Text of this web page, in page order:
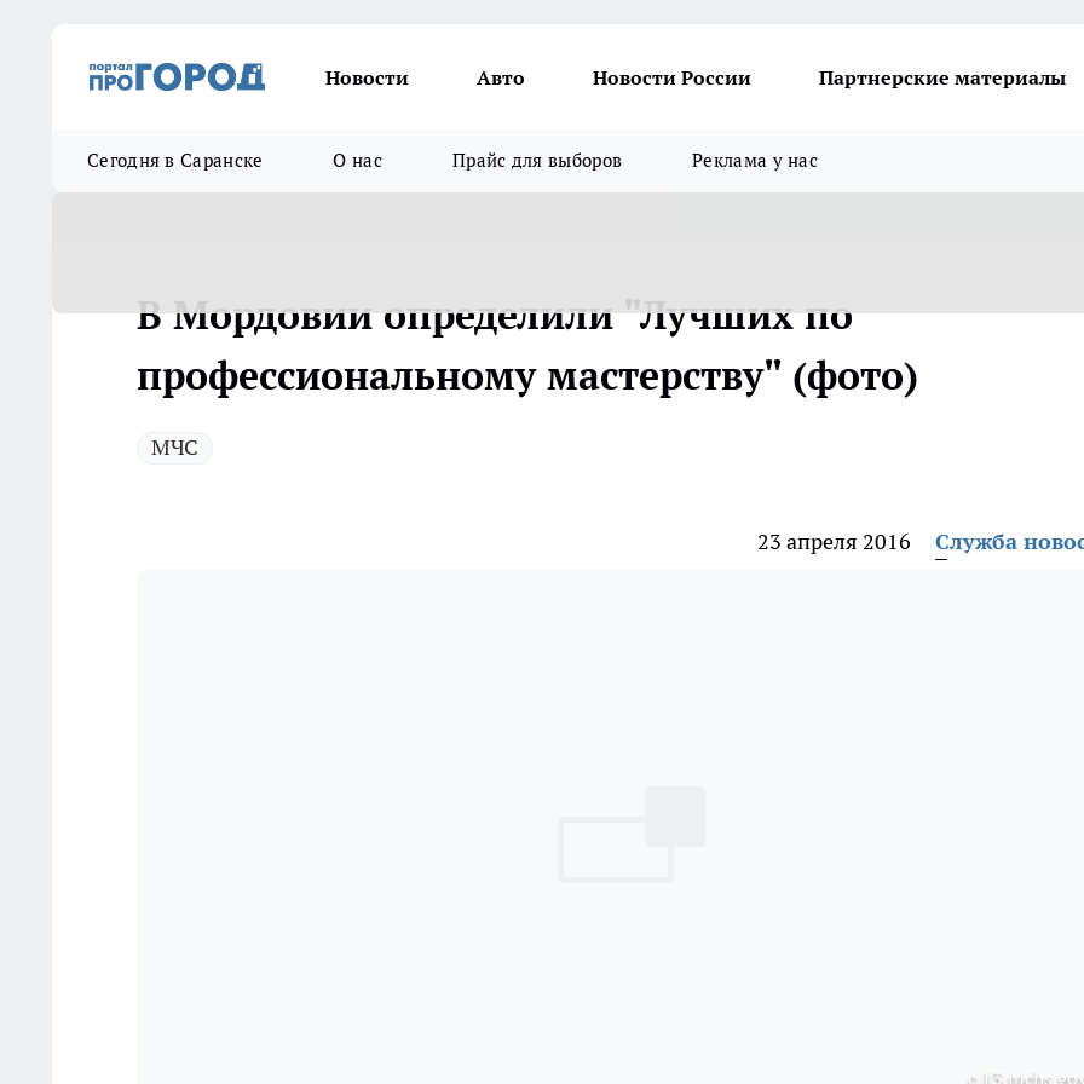
Новости Авто Новости России Партнерские материалы
Сегодня в Саранске О нас Прайс для выборов Реклама у нас
В Мордовии определили "Лучших по
профессиональному мастерству" (фото)
МЧС
23 апреля 2016 Служба
с